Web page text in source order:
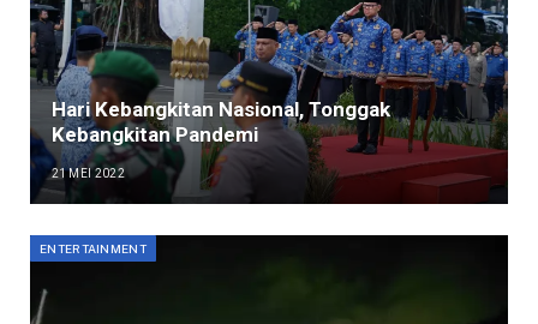
Hari Kebangkitan Nasional, Tonggak
Kebangkitan Pandemi
21 MEI 2022
ENTERTAINMENT